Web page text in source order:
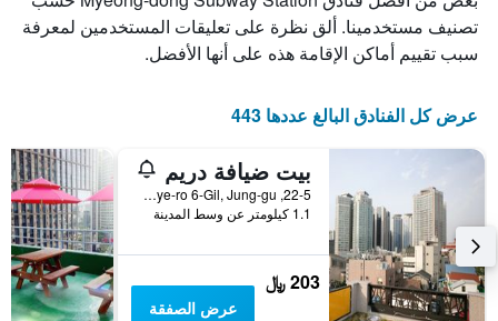
تصنيف مستخدمينا. ألق نظرة على تعليقات المستخدمين لمعرفة
سبب تقييم أماكن الإقامة هذه على أنها الأفضل.
عرض كل الفنادق البالغ عددها 443
بيت ضيافة دريم
22-5, Toegye-ro 6-Gil, Jung-gu, سيول, كوريا الجنوبية
1.1 كيلومتر عن وسط المدينة
203 ﷼
عرض الصفقة